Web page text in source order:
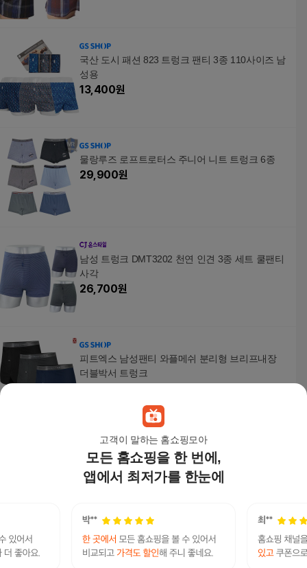
고객이 말하는 홈쇼핑모아
모든 홈쇼핑을 한 번에,
앱에서 최저가를 한눈에
국산 도시 패션 823 트렁크 팬티 3종 110사이즈 남
성용
13,400원
물랑루즈 로프트로터스 주니어 니트 트렁크 6종
29,900원
남성 트렁크 DMT3202 천연 인견 3종 세트 쿨팬티
사각
26,700원
피트엑스 남성팬티 와플메쉬 분리형 브리프내장
더블박서 트렁크
[클라크바바] 랜덤트렁크 10종세트 (TT01)
35,900원
13%31,240원
엘르이너웨어 남성 썸머 버드 트렁크EBMTK211N